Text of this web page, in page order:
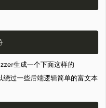
生成一个下面这样的
过一些后端逻辑简单的富文本